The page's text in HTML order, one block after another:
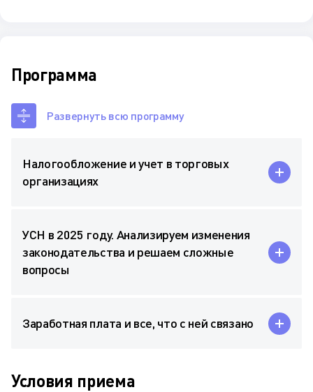
Программа
Развернуть всю программу
Налогообложение и учет в торговых
организациях
УСН в 2025 году. Анализируем изменения
законодательства и решаем сложные
вопросы
Заработная плата и все, что с ней связано
Условия приема